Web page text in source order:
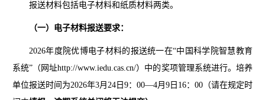
报送材料包括电子材料和纸质材料两类。
（一）电子材料报送要求：
2026年度院优博电子材料的报送统一在“中国科学院智慧教育
系统”（网址http://www.iedu.cas.cn/）中的奖项管理系统进行。培养
单位报送时间为2026年3月24日9：00—4月9日16：00（请在规定时